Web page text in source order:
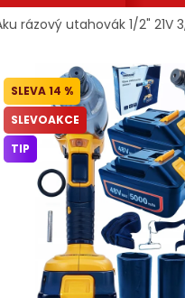
rázový utahovák 1/2" 21V
14 %
SLEVOAKCE
TIP